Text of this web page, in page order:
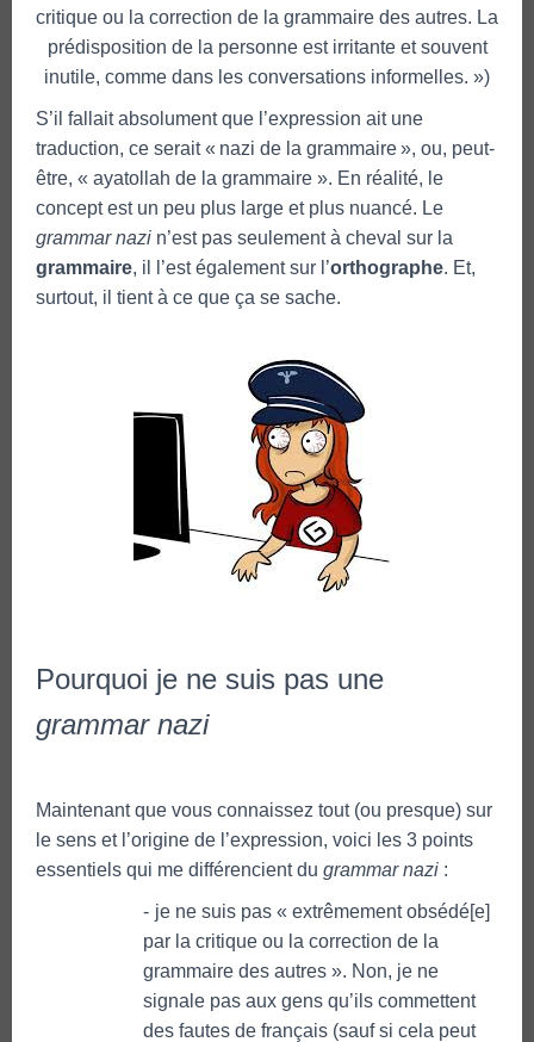
critique ou la correction de la grammaire des autres. La
prédisposition de la personne est irritante et souvent
inutile, comme dans les conversations informelles. »)
S’il fallait absolument que l’expression ait une
traduction, ce serait « nazi de la grammaire », ou, peut-
être, « ayatollah de la grammaire ». En réalité, le
concept est un peu plus large et plus nuancé. Le
grammar nazi n’est pas seulement à cheval sur la
grammaire, il l’est également sur l’orthographe. Et,
surtout, il tient à ce que ça se sache.
Pourquoi je ne suis pas une
grammar nazi
Maintenant que vous connaissez tout (ou presque) sur
le sens et l’origine de l’expression, voici les 3 points
essentiels qui me différencient du grammar nazi :
je ne suis pas « extrêmement obsédé[e]
par la critique ou la correction de la
grammaire des autres ». Non, je ne
signale pas aux gens qu’ils commettent
des fautes de français (sauf si cela peut